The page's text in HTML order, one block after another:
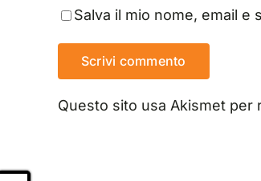
Salva il mio nome, email
Questo sito usa Akismet per